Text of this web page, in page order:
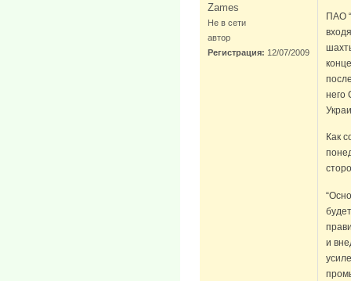
Zames
Не в сети
автор
Регистрация: 12/07/2009
ПАО
него
Как
и